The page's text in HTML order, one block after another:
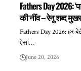
Fathers Day 2026:
की नींव – रेनू शब्द मुखर
Fathers Day 2026: हर
ऐसा…
June 20, 2026